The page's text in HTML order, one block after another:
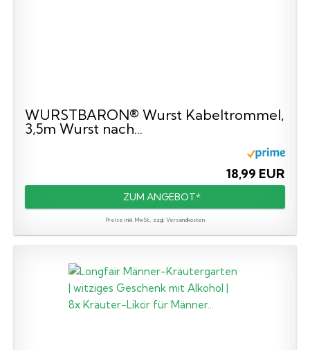
WURSTBARON® Wurst Kabeltrommel,
3,5m Wurst nach...
18,99 EUR
ZUM ANGEBOT*
Preise inkl. MwSt., zzgl. Versandkosten